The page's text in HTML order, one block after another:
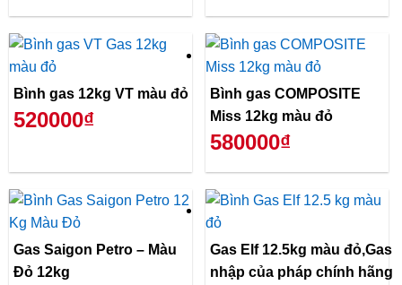
Bình gas 12kg VT màu đỏ
520000₫
Bình gas COMPOSITE
Miss 12kg màu đỏ
580000₫
Gas Saigon Petro – Màu
Đỏ 12kg
Gas Elf 12.5kg màu đỏ,Gas
nhập của pháp chính hãng